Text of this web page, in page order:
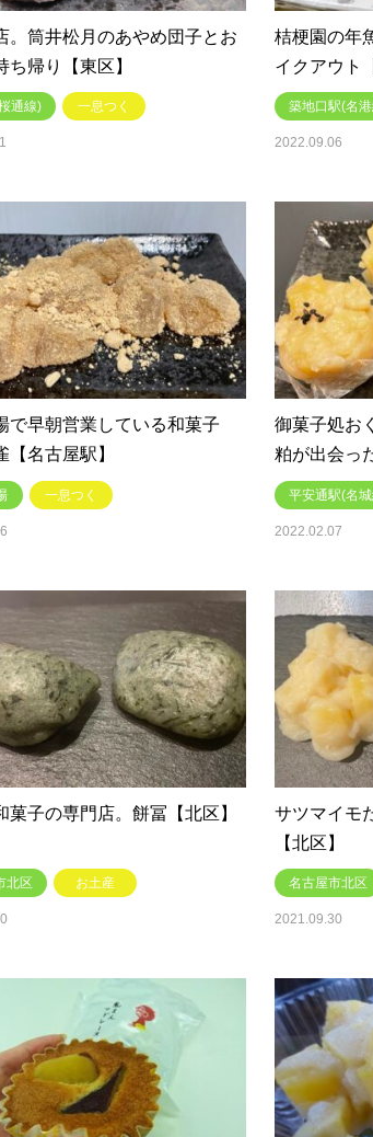
。筒井松月のあやめ団子とお
ち帰り【東区】
通線) 一息つく
桔梗園の年
イクアウト
築地口駅(名
2022.09.06
で早朝営業している和菓子
【名古屋駅】
一息つく
御菓子処お
粕が出会っ
平安通駅(名
2022.02.07
菓子の専門店。餅冨【北区】
北区 お土産
サツマイモ
【北区】
名古屋市北区
2021.09.30